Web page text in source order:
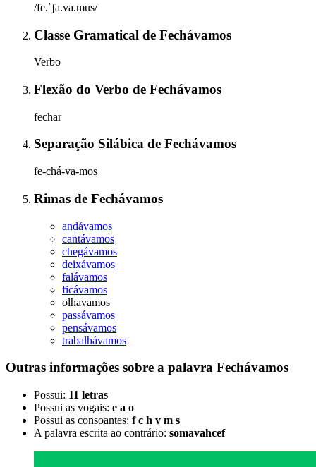
/fe.ˈʃa.va.mus/
Classe Gramatical de Fechávamos
Verbo
Flexão do Verbo de Fechávamos
fechar
Separação Silábica de Fechávamos
fe-chá-va-mos
Rimas de Fechávamos
andávamos
cantávamos
chegávamos
deixávamos
falávamos
ficávamos
olhavamos
passávamos
pensávamos
trabalhávamos
Outras informações sobre a palavra Fechávamos
Possui: 11 letras
Possui as vogais: e a o
Possui as consoantes: f c h v m s
A palavra escrita ao contrário: somavahcef